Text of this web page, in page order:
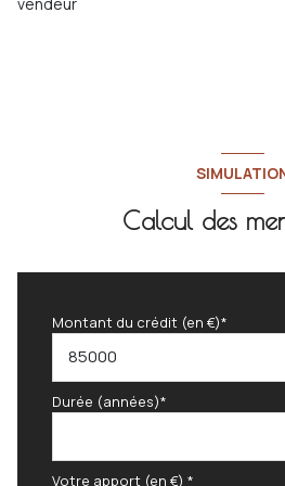
Calcul des
Montant du crédit (en €)*
Durée (années)*
Votre apport (en €) *